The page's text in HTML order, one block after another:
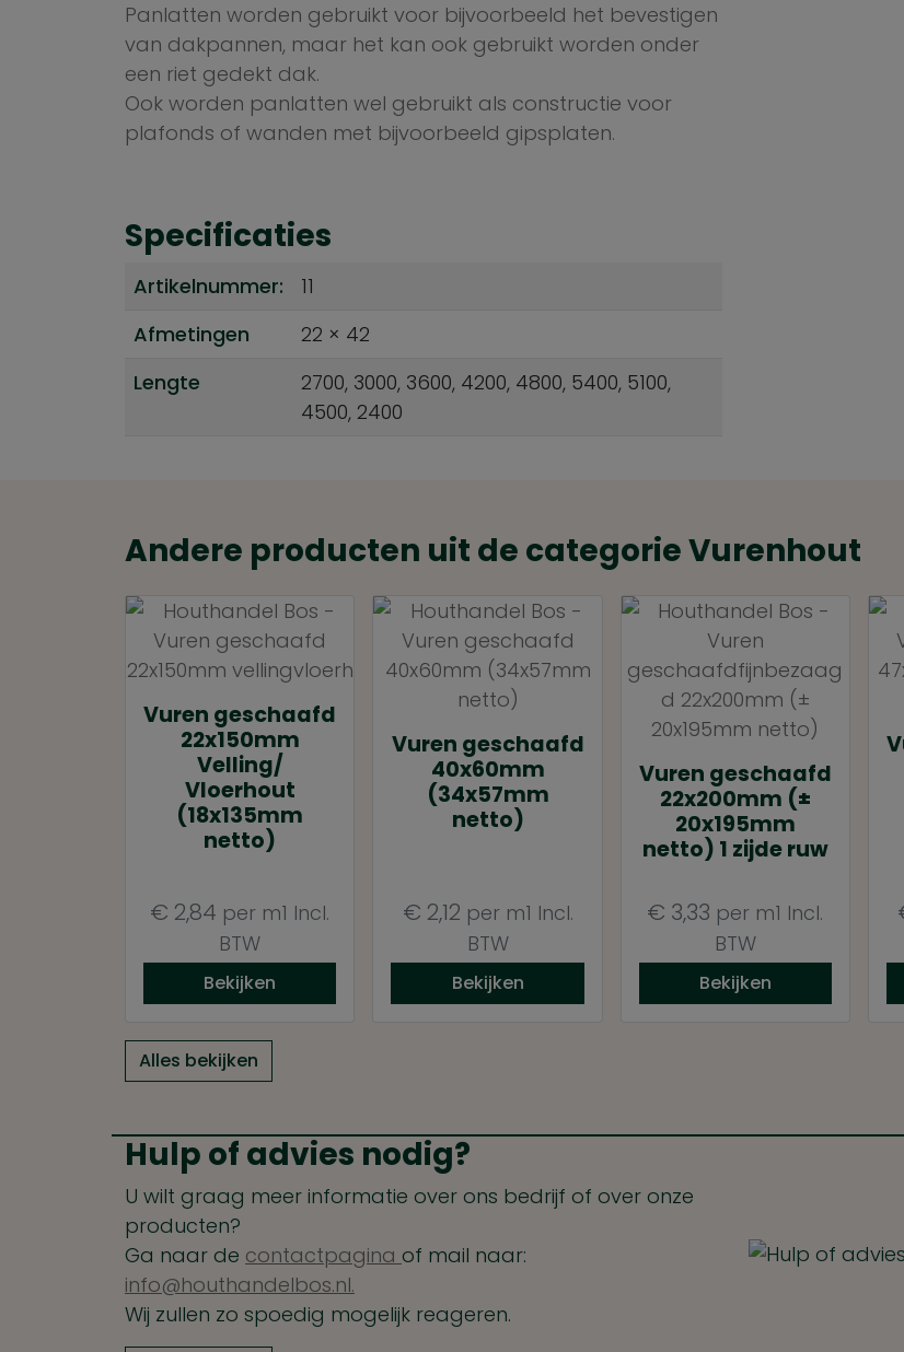
Panlatten worden gebruikt voor bijvoorbeeld het bevestigen
van dakpannen, maar het kan ook gebruikt worden onder
een riet gedekt dak.
Ook worden panlatten wel gebruikt als constructie voor
plafonds of wanden met bijvoorbeeld gipsplaten.
Specificaties
Artikelnummer:
11
Afmetingen
22 × 42
Lengte
2700, 3000, 3600, 4200, 4800, 5400, 5100,
4500, 2400
Andere producten uit de categorie Vurenhout
Vuren geschaafd
22x150mm
Velling/
Vloerhout
(18x135mm
netto)
€ 2,84 per m1 Incl.
BTW
Bekijken
Vuren geschaafd
40x60mm
(34x57mm
netto)
€ 2,12 per m1 Incl.
BTW
Bekijken
Vuren geschaafd
22x200mm (±
20x195mm
netto) 1 zijde ruw
€ 3,33 per m1 Incl.
BTW
Bekijken
Alles bekijken
Hulp of advies nodig?
U wilt graag meer informatie over ons bedrijf of over onze
producten?
Ga naar de contactpagina of mail naar:
info@houthandelbos.nl.
Wij zullen zo spoedig mogelijk reageren.